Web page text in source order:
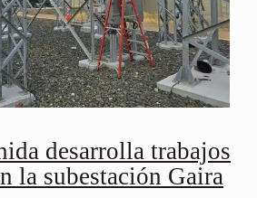
desarrolla trabajos
la subestación Gaira